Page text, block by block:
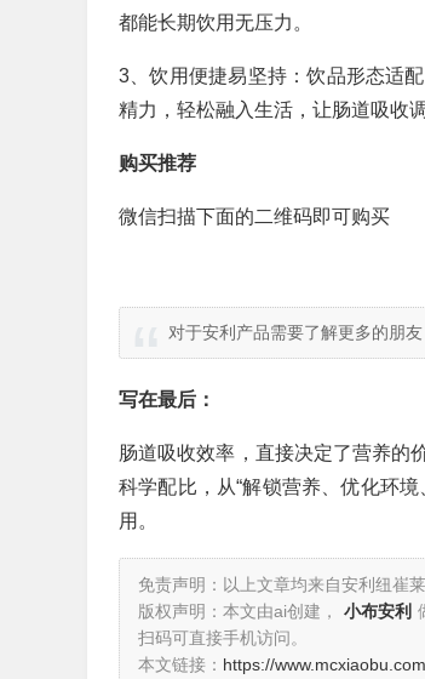
都能长期饮用无压力。
3、饮用便捷易坚持：饮品形态适
精力，轻松融入生活，让肠道吸收
购买推荐
微信扫描下面的二维码即可购买
对于安利产品需要了解更多的朋友
写在最后：
肠道吸收效率，直接决定了营养的
科学配比，从“解锁营养、优化环
用。
免责声明：以上文章均来自安利纽崔
版权声明：本文由ai创建，
小布安利
扫码可直接手机访问。
本文链接： https://